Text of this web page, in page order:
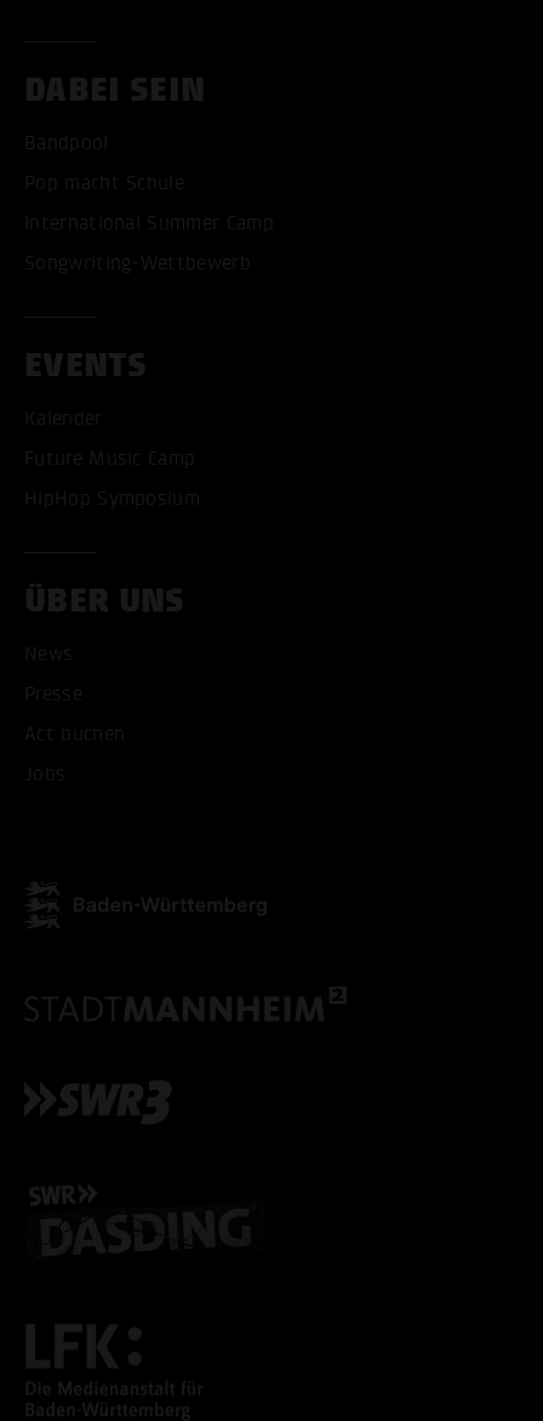
ALLE COOKIES
DABEI SEIN
Bandpool
Pop macht Schule
International Summer Camp
Songwriting-Wettbewerb
EVENTS
Kalender
Future Music Camp
HipHop Symposium
ÜBER UNS
News
Presse
Act buchen
Jobs